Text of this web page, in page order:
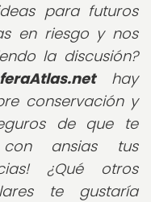
para futuros
en riesgo y nos
la discusión?
hay
conservación y
de que te
con ansias tus
¿Qué otros
te gustaría